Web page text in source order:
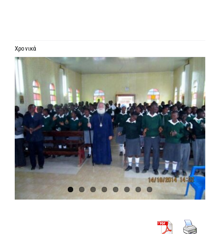
MEDIA
ΕΝΗΜΕΡΩΣΗ
ΣΥΝΔΕΣΕΙΣ
Χρονικά
Προβολή
μεγαλύτερης
εικόνας